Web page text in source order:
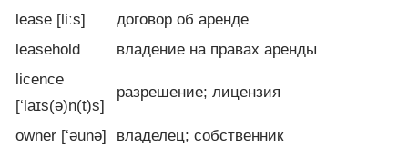
lease [liːs]
договор об аренде
leasehold
владение на правах аренды
licence
[‘laɪs(ə)n(t)s]
разрешение; лицензия
owner [‘əunə]
владелец; собственник